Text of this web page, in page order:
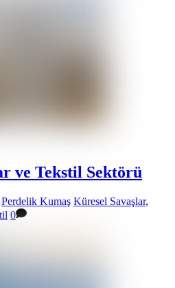
ve Tekstil Sektörü
Perdelik Kumaş Küresel Savaşlar,
0